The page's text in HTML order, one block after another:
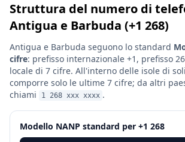
Struttura del numero di
Antigua e Barbuda (+1 268)
Antigua e Barbuda seguono lo standard
cifre: prefisso internazionale +1, prefisso
locale di 7 cifre. All'interno delle isole di
comporre solo le ultime 7 cifre; da altri
chiami
1 268 xxx xxxx .
Modello NANP standard per +1 268